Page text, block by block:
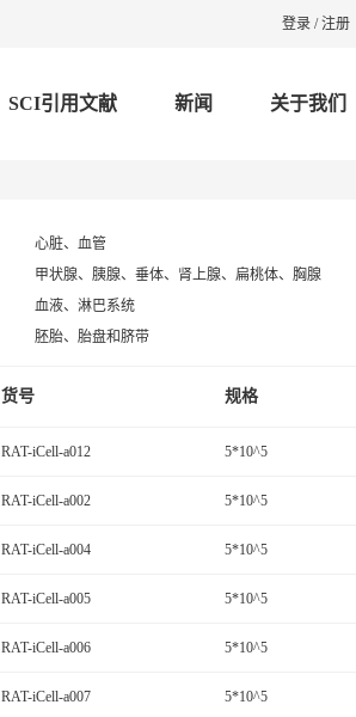
登录 /注册
SCI引用文献 新闻 关于我们
心脏、血管
甲状腺、胰腺、垂体、肾上腺、扁桃体、胸腺
血液、淋巴系统
胚胎、胎盘和脐带
货号 规格
RAT-iCell-a012 5*10^5
RAT-iCell-a002 5*10^5
RAT-iCell-a004 5*10^5
RAT-iCell-a005 5*10^5
RAT-iCell-a006 5*10^5
RAT-iCell-a007 5*10^5